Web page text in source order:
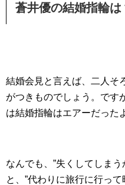
蒼井優の結婚指輪は
結婚会見と言えば、二人そ
がつきものでしょう。です
は結婚指輪はエアーだった
なんでも、”失くしてしま
と、”代わりに旅行に行っ